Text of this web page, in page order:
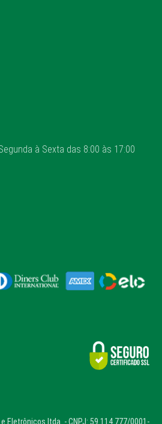
à Sexta das 8:00 às 17:00
Eletrônicos ltda. - CNPJ: 59.114.777/0001-